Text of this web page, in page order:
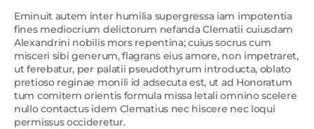
Eminuit autem inter humilia supergressa iam impotentia
fines mediocrium delictorum nefanda Clematii cuiusdam
Alexandrini nobilis mors repentina; cuius socrus cum
misceri sibi generum, flagrans eius amore, non impetraret,
ut ferebatur, per palatii pseudothyrum introducta, oblato
pretioso reginae monili id adsecuta est, ut ad Honoratum
tum comitem orientis formula missa letali omnino scelere
nullo contactus idem Clematius nec hiscere nec loqui
permissus occideretur.